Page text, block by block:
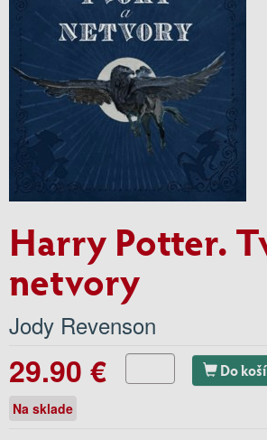
Harry Potter.
netvory
Jody Revenson
29.90 € Do
Na sklade